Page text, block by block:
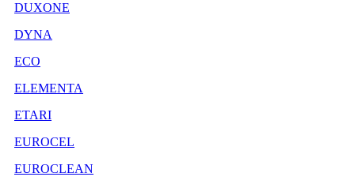
DUXONE
DYNA
ECO
ELEMENTA
ETARI
EUROCEL
EUROCLEAN